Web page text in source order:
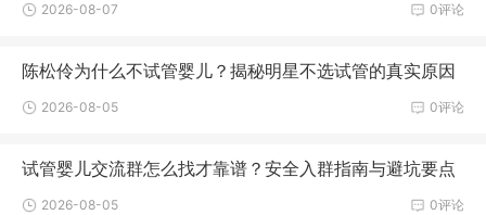
0评论
2026-08-07
陈松伶为什么不试管婴儿？揭秘明星不选试管的真实原因
0评论
2026-08-05
试管婴儿交流群怎么找才靠谱？安全入群指南与避坑要点
0评论
2026-08-05